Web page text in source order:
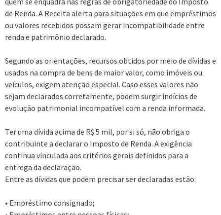
de Renda. A Receita alerta para situações em que empréstimos
ou valores recebidos possam gerar incompatibilidade entre
renda e patrimônio declarado.
Segundo as orientações, recursos obtidos por meio de dívidas e
usados na compra de bens de maior valor, como imóveis ou
veículos, exigem atenção especial. Caso esses valores não
sejam declarados corretamente, podem surgir indícios de
evolução patrimonial incompatível com a renda informada.
Ter uma dívida acima de R$ 5 mil, por si só, não obriga o
contribuinte a declarar o Imposto de Renda. A exigência
continua vinculada aos critérios gerais definidos para a
entrega da declaração.
Entre as dívidas que podem precisar ser declaradas estão:
• Empréstimo consignado;